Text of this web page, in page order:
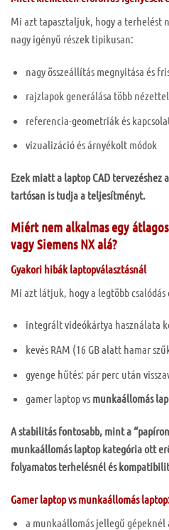
Mi azt tapasztaljuk, hogy a terhelést
nagy igényű részek tipikusan:
nagy összeállítás megnyitása és
rajzlapok generálása több nézettel
referencia-geometriák és
vizualizáció és árnyékolt módok
Ezek miatt a laptop CAD tervezéshez
tartósan is tudja a teljesítményt.
Miért nem alkalmas egy
vagy Siemens NX alá?
Gyakori hibák laptopválasztásnál
Mi azt látjuk, hogy a legtöbb csalódás
integrált videókártya használata
kevés RAM (16 GB alatt hamar
gyenge hűtés: pár perc után
gamer laptop vs munkaállomás
A stabilitás fontosabb, mint a
munkaállomás laptop kategória ott
folyamatos terhelésnél és
Gamer laptop vs munkaállomás
a munkaállomás jellegű